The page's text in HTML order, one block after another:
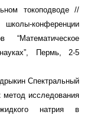
токоподводе //
конференции
Пермь, 2-5
Спектральный
метод исследования
жидкого натрия в